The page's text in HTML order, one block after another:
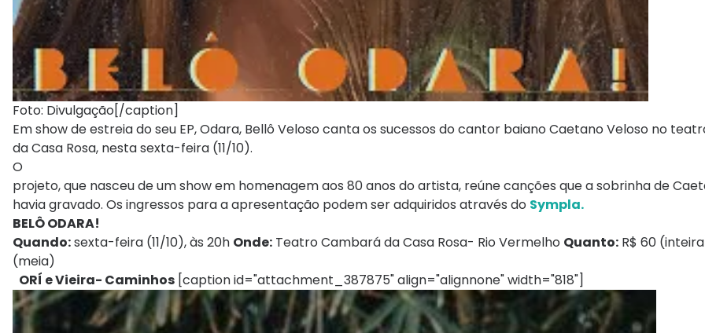
Foto: Divulgação[/caption]
Em show de estreia do seu EP, Odara, Bellô Veloso canta os sucessos do cantor baiano Caetano Veloso no
da Casa Rosa, nesta sexta-feira (11/10).
O
projeto, que nasceu de um show em homenagem aos 80 anos do artista, reúne canções que a sobrinha de
havia gravado. Os ingressos para a apresentação podem ser adquiridos através do Sympla.
BELÔ ODARA!
Quando:sexta-feira (11/10), às 20h Onde: Teatro Cambará da Casa Rosa- Rio Vermelho Quanto: R$ 60
(meia)
ORÍ e Vieira- Caminhos [caption id="attachment_387875" align="alignnone" width="818"]